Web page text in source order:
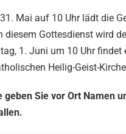
Mai auf 10 Uhr lädt die
diesem Gottesdienst wird
1. Juni um 10 Uhr
Heilig-Geist-
Sie vor Ort Namen